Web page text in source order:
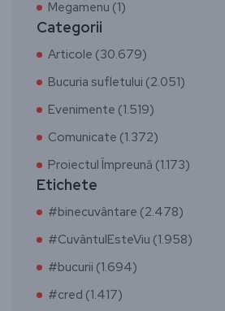
Megamenu (1)
Categorii
Articole (30.679)
Bucuria sufletului (2.051)
Evenimente (1.519)
Comunicate (1.372)
Proiectul Împreună (1.173)
Etichete
#binecuvântare (2.478)
#CuvântulEsteViu (1.958)
#bucurii (1.694)
#cred (1.417)